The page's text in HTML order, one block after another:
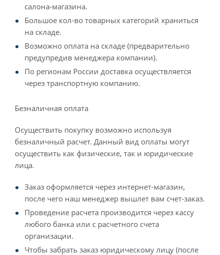
салона-магазина.
Большое кол-во товарных категорий храниться
на складе.
Возможно оплата на складе (предварительно
предупредив менеджера компании).
По регионам России доставка осуществляется
через транспортную компанию.
Безналичная оплата
Осуществить покупку возможно используя
безналичный расчет. Данный вид оплаты могут
осуществить как физические, так и юридические
лица.
Заказ оформляется через интернет-магазин,
после чего наш менеджер вышлет вам счет-заказ.
Проведение расчета производится через кассу
любого банка или с расчетного счета
организации.
Чтобы забрать заказ юридическому лицу (после